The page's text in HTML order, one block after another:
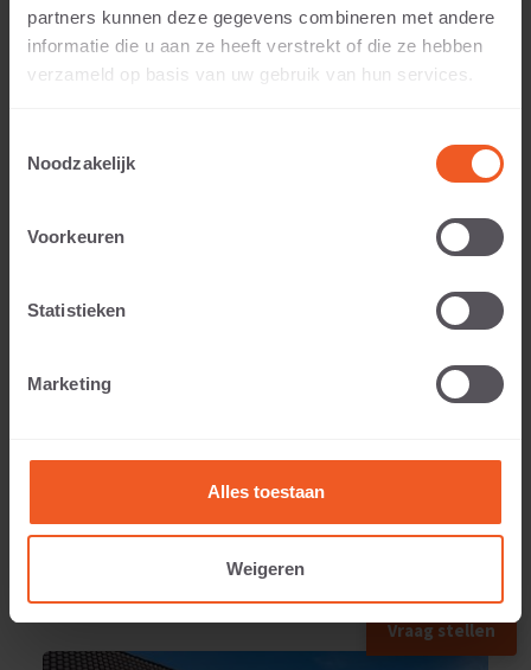
partners kunnen deze gegevens combineren met andere
informatie die u aan ze heeft verstrekt of die ze hebben
verzameld op basis van uw gebruik van hun services.
Noodzakelijk
Voorkeuren
Statistieken
Marketing
Alles toestaan
Weigeren
20 CM DICKE
Anwendbar auf:
Gewicht:
Vraag stellen